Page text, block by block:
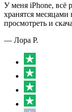
У меня iPhone, всё
хранятся месяцами
просмотреть и
— Лора P.